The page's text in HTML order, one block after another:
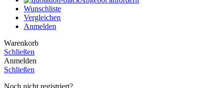
Wunschliste
Vergleichen
Anmelden
Warenkorb
Schließen
Anmelden
Schließen